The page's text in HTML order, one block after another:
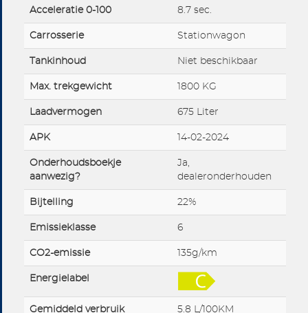
Acceleratie 0-100 8.7 sec.
Carrosserie Stationwagon
Tankinhoud Niet beschikbaar
Max. trekgewicht 1800 KG
Laadvermogen 675 Liter
APK 14-02-2024
Onderhoudsboekje
aanwezig?
Ja,
dealeronderhouden
Bijtelling 22%
Emissieklasse 6
CO2-emissie 135g/km
Energielabel
Gemiddeld verbruik 5.8 L/100KM